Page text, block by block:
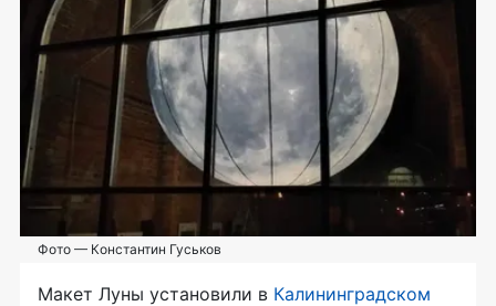
Фото — Константин Гуськов
Макет Луны установили в Калининградском